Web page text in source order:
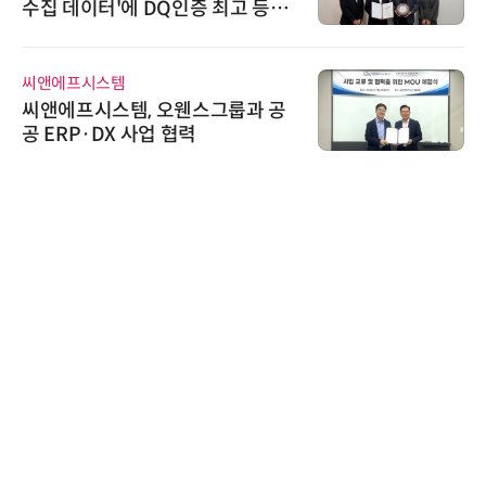
수집 데이터'에 DQ인증 최고 등급
씨앤에프시스템
씨앤에프시스템, 오웬스그룹과 공
공 ERP·DX 사업 협력